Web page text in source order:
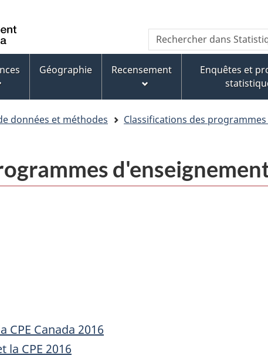
au
contenu
principal
au
pied
de
page
version
HTML
simplifiée
WxT
Search
form
Rechercher
dans
Canada
Géographie Recensement
Enquêtes et
données et méthodes Classifications des
Canada 2016
la CPE 2016